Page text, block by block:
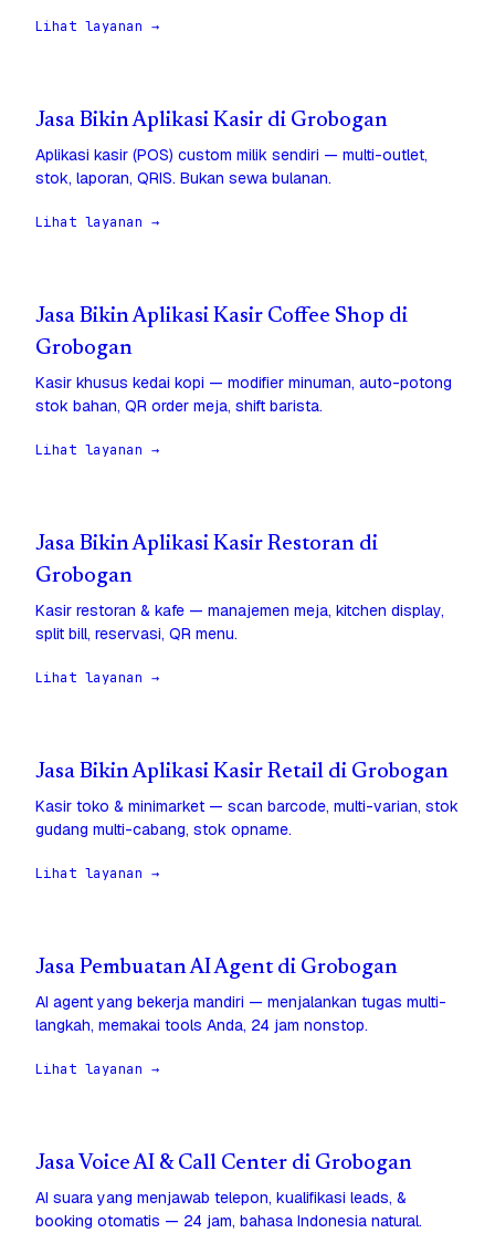
Lihat layanan →
Jasa Bikin Aplikasi Kasir di Grobogan
Aplikasi kasir (POS) custom milik sendiri — multi-outlet,
stok, laporan, QRIS. Bukan sewa bulanan.
Lihat layanan →
Jasa Bikin Aplikasi Kasir Coffee Shop di
Grobogan
Kasir khusus kedai kopi — modifier minuman, auto-potong
stok bahan, QR order meja, shift barista.
Lihat layanan →
Jasa Bikin Aplikasi Kasir Restoran di
Grobogan
Kasir restoran & kafe — manajemen meja, kitchen display,
split bill, reservasi, QR menu.
Lihat layanan →
Jasa Bikin Aplikasi Kasir Retail di Grobogan
Kasir toko & minimarket — scan barcode, multi-varian, stok
gudang multi-cabang, stok opname.
Lihat layanan →
Jasa Pembuatan AI Agent di Grobogan
AI agent yang bekerja mandiri — menjalankan tugas multi-
langkah, memakai tools Anda, 24 jam nonstop.
Lihat layanan →
Jasa Voice AI & Call Center di Grobogan
AI suara yang menjawab telepon, kualifikasi leads, &
booking otomatis — 24 jam, bahasa Indonesia natural.